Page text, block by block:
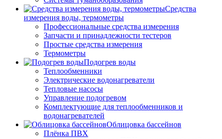
Средства
измерения воды, термометры
Профессиональные средства измерения
Запчасти и принадлежности тестеров
Простые средства измерения
Термометры
Подогрев воды
Теплообменники
Электрические водонагреватели
Тепловые насосы
Управление подогревом
Комплектующие для теплообменников и
водонагревателей
Облицовка бассейнов
Плёнка ПВХ